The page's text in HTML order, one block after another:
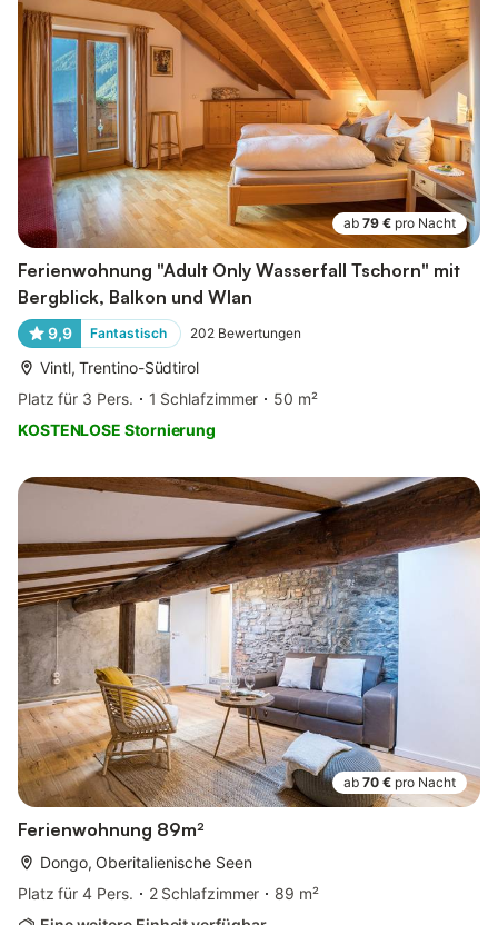
ab 79 € pro Nacht
Ferienwohnung "Adult Only Wasserfall Tschorn" mit
Bergblick, Balkon und Wlan
9,9 Fantastisch 202 Bewertungen
Vintl, Trentino-Südtirol
Platz für 3 Pers.
1 Schlafzimmer
50 m²
KOSTENLOSE Stornierung
ab 70 € pro Nacht
Ferienwohnung 89m²
Dongo, Oberitalienische Seen
Platz für 4 Pers.
2 Schlafzimmer
89 m²